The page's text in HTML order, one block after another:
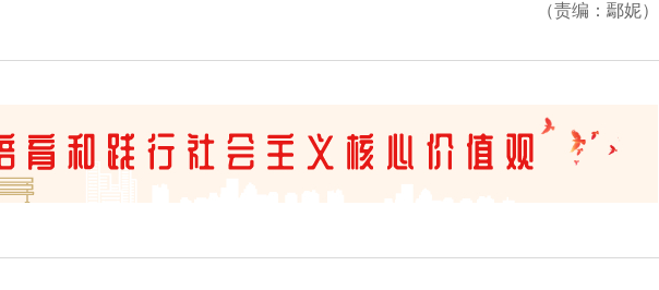
（责编：鄢妮）